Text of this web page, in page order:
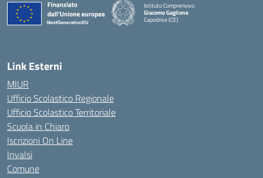
Istituto Comprensivo
Giacomo Gaglione
Capodrise (CE)
— Visita la pagina iniziale della scuola
Link Esterni
MIUR
Ufficio Scolastico Regionale
Ufficio Scolastico Territoriale
Scuola in Chiaro
Iscrizioni On Line
Invalsi
Comune